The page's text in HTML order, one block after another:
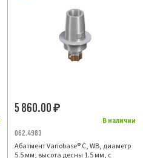
В наличии
5 860.00₽
062.4983
Абатмент Variobase® C, WB, диаметр
5.5 мм, высота десны 1.5 мм, с